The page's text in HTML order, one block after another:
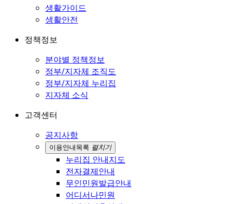
생활가이드
생활안전
정책정보
분야별 정책정보
정부/지자체 조직도
정부/지자체 누리집
지자체 소식
고객센터
공지사항
이용안내 목록 펼치기
누리집 안내지도
전자결제안내
무인민원발급안내
어디서나민원